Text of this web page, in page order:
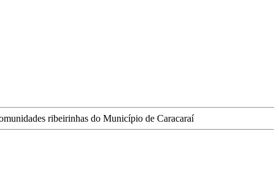
ribeirinhas do Município de Caracaraí